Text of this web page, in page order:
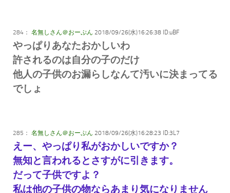
284： 名無しさん＠おーぷん 2018/09/26(水)16:26:38 ID:uBF
やっぱりあなたおかしいわ
許されるのは自分の子のだけ
他人の子供のお漏らしなんて汚いに決まってる
でしょ
285： 名無しさん＠おーぷん 2018/09/26(水)16:28:23 ID:3L7
えー、やっぱり私がおかしいですか？
無知と言われるとさすがに引きます。
だって子供ですよ？
私は他の子供の物ならあまり気になりません